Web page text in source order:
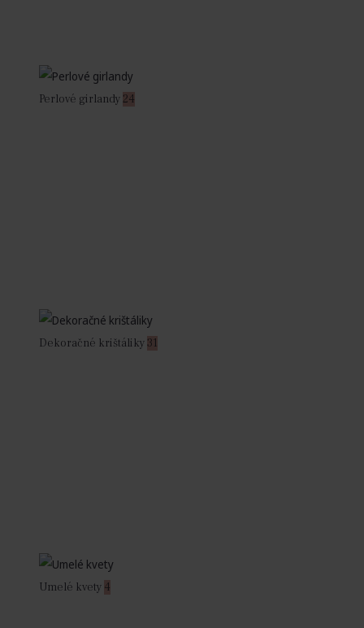
Perlové girlandy24
Dekoračné krištáliky 31
Umelé kvety 4